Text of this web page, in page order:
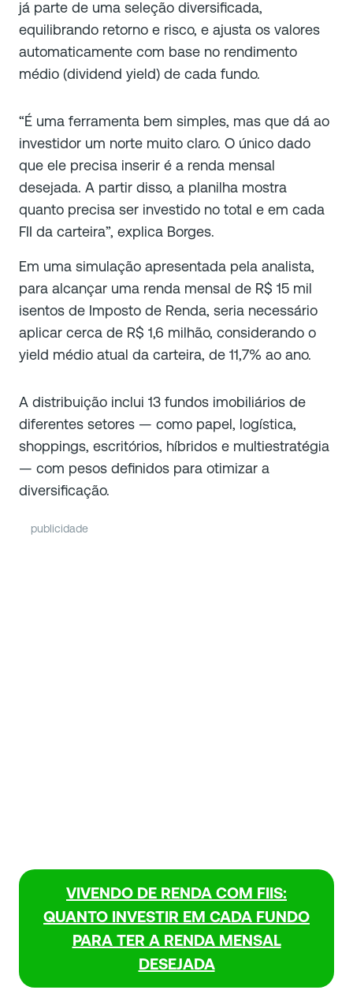
já parte de uma seleção diversificada,
equilibrando retorno e risco, e ajusta os valores
automaticamente com base no rendimento
médio (dividend yield) de cada fundo.
“É uma ferramenta bem simples, mas que dá ao
investidor um norte muito claro. O único dado
que ele precisa inserir é a renda mensal
desejada. A partir disso, a planilha mostra
quanto precisa ser investido no total e em cada
FII da carteira”, explica Borges.
Em uma simulação apresentada pela analista,
para alcançar uma renda mensal de R$ 15 mil
isentos de Imposto de Renda, seria necessário
aplicar cerca de R$ 1,6 milhão, considerando o
yield médio atual da carteira, de 11,7% ao ano.
A distribuição inclui 13 fundos imobiliários de
diferentes setores — como papel, logística,
shoppings, escritórios, híbridos e multiestratégia
— com pesos definidos para otimizar a
diversificação.
publicidade
VIVENDO DE RENDA COM FIIS:
QUANTO INVESTIR EM CADA FUNDO
PARA TER A RENDA MENSAL
DESEJADA